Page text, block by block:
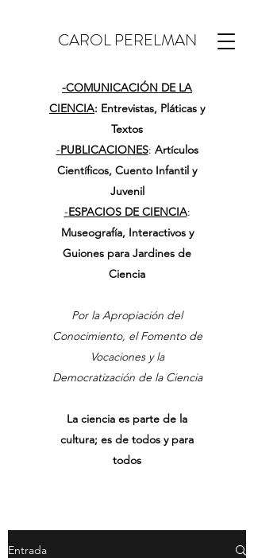
CAROL PERELMAN
-COMUNICACIÓN DE LA
CIENCIA: Entrevistas, Pláticas y
Textos
-PUBLICACIONES: Artículos
Científicos, Cuento Infantil y
Juvenil
-ESPACIOS DE CIENCIA:
Museografía, Interactivos y
Guiones para Jardines de
Ciencia
Por la Apropiación del
Conocimiento, el Fomento de
Vocaciones y la
Democratización de la Ciencia
La ciencia es parte de la
cultura; es de todos y para
todos
Entrada